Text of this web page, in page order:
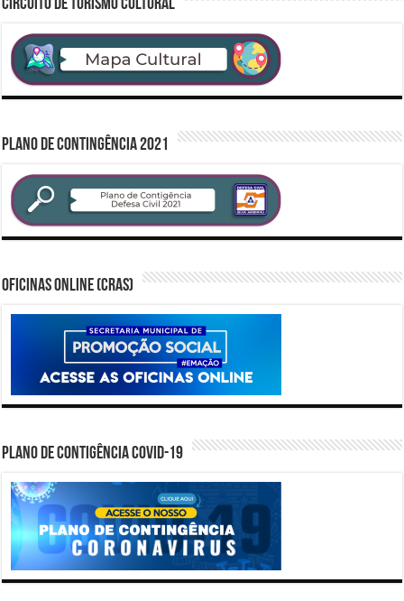
CIRCUITO DE TURISMO CULTURAL
PLANO DE CONTINGÊNCIA 2021
Oficinas Online (CRAS)
PLANO DE CONTIGÊNCIA COVID-19